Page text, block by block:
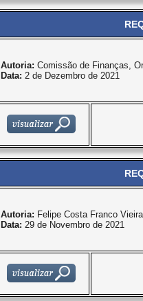
Autoria: Comissão de Finanças,
Data: 2 de Dezembro de 2021
Autoria: Felipe Costa Franco Vieira
Data: 29 de Novembro de 2021